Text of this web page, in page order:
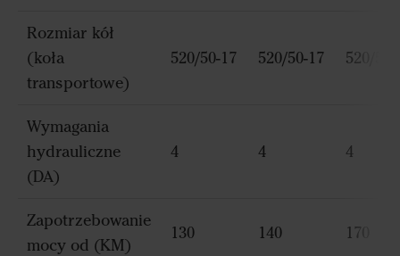
Rozmiar kół
(koła
transportowe)
520/50-17 520/50-17 520/50-
Wymagania
hydrauliczne
(DA)
4 4 4
Zapotrzebowanie
mocy od (KM)
130 140 170